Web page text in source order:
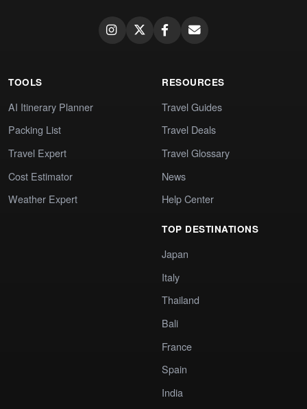
TOOLS
AI Itinerary Planner
Packing List
Travel Expert
Cost Estimator
Weather Expert
RESOURCES
Travel Guides
Travel Deals
Travel Glossary
News
Help Center
TOP DESTINATIONS
Japan
Italy
Thailand
Bali
France
Spain
India